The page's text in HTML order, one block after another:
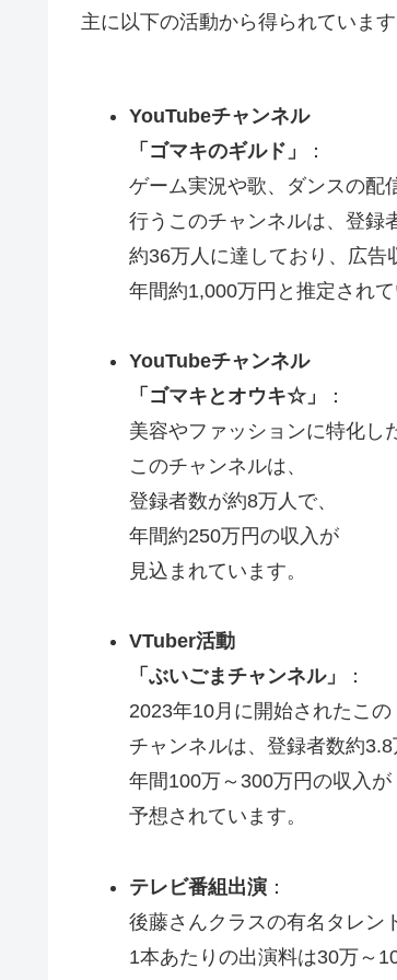
主に以下の活動から得られています
YouTubeチャンネル
「ゴマキのギルド」
：
ゲーム実況や歌、ダンスの配
行うこのチャンネルは、登録
約36万人に達しており、広告
年間約1,000万円と推定されて
YouTubeチャンネル
「ゴマキとオウキ☆」
：
美容やファッションに特化し
このチャンネルは、
登録者数が約8万人で、
年間約250万円の収入が
見込まれています。
VTuber活動
「ぶいごまチャンネル」
：
2023年10月に開始されたこの
チャンネルは、登録者数約3.8
年間100万～300万円の収入が
予想されています。
テレビ番組出演：
後藤さんクラスの有名タレン
1本あたりの出演料は30万～